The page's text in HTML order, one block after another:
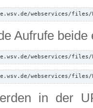
webservices/files/
Aufrufe beide
webservices/files/
webservices/files/
in der